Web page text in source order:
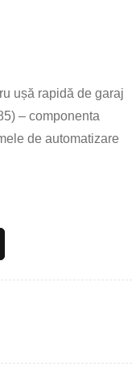
ușă rapidă de garaj
– componenta
de automatizare